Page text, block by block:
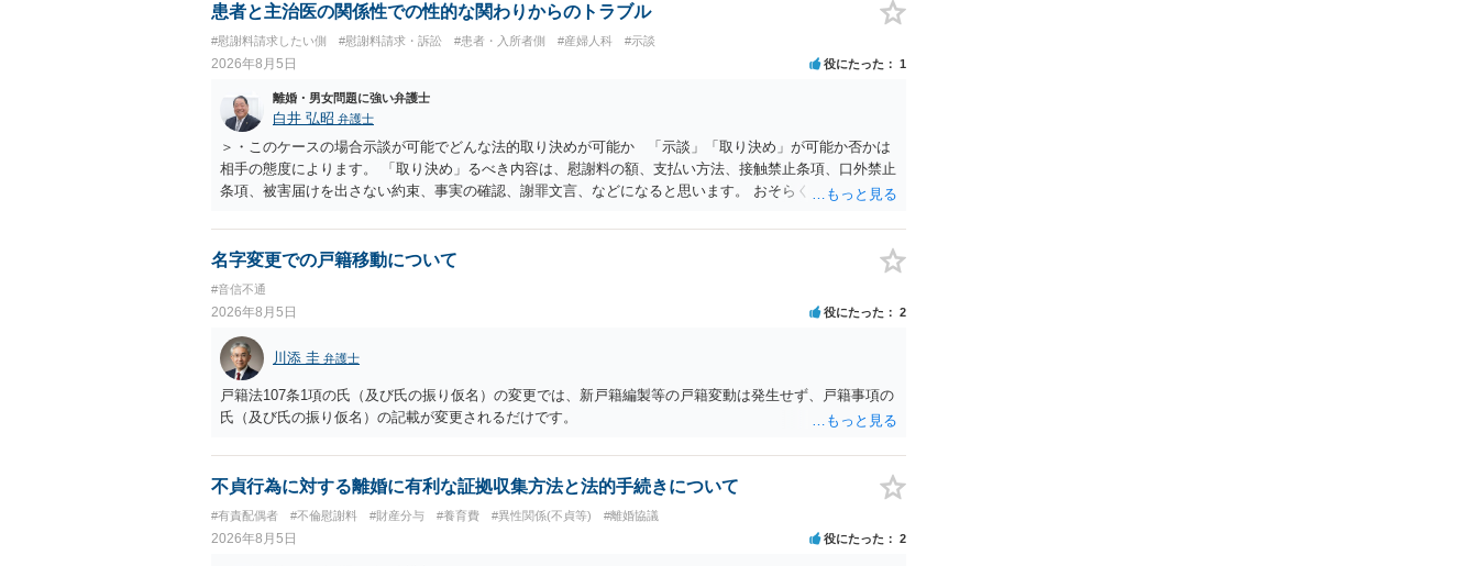
患者と主治医の関係性での性的な関わりからのトラブル
#慰謝料請求したい側 #慰謝料請求・訴訟 #患者・入所者側 #産婦人科 #示談
2026年8月5日 役にたった 1
離婚・男女問題に強い弁護士
白井 弘昭 弁護士
＞・このケースの場合示談が可能でどんな法的取り決めが可能か 「示談」「取り決め」が可能か否かは
相手の態度によります。 「取り決め」るべき内容は、慰謝料の額、支払い方法、接触禁止条項、口外禁止
条項、被害届けを出さない約束、事実の確認、謝罪文言、などになると思います。 おそらく、警察が事件
かがあると思われます。 そうすると、相手は、示談書を交わし取り決めを行う意思はないと考えたほうが
良いでしょう。 もし相手が示談書を交わす意思があるのでしたら、上記の内容を入れれるだけ示談書に入
ちに名誉棄損には当たりませんが、何人もの人に話すと名誉棄損になりえます。 また、業務妨害や不法行
為に当たる可能性もあります。 名誉棄損（民事、刑事とも）は「公然」（不特定又は多数）と「事実」
（相手の社会的外務的名誉を棄損する内容の事実、侮辱とは異なる）を摘示することで成立します。 この
事実は、原則的に、「真実」でも該当してしまいます。 ですので、相談者さんが、病院担当者1人に話す
だけでは公然性を欠きますので、名誉棄損には当たりません。ただし、さらに多くの人に相談してしまう
と、たとえそれが真実であっても名誉棄損に当たる可能性が生じることになります。 また、相談者さんが
病院に相談することにより、相手に仕事上の不利益を与えたり、精神的苦痛を与えると、業務妨害や不法
行為（慰謝料の対象）になりますが、その内容が真実であれば、正当行為として許されます。 ただし、真
実かどうかは、相談者さんが立証しなければならず、ラインの内容等だけでは、相談者さんの合意を全う
することができない状況（不同意性）だったかの立証が難しい状況のように思われます。 もちろん、医師
としては恥ずべき行為ですし、許されないと思いますが、かえって相談者さんが攻撃対象にならないよ
う、十分ご注意ください。 以上、ご参考まで。
名字変更での戸籍移動について
#音信不通
2026年8月5日 役にたった 2
川添 圭 弁護士
戸籍法107条1項の氏（及び氏の振り仮名）の変更では、新戸籍編製等の戸籍変動は発生せず、戸籍事項の
氏（及び氏の振り仮名）の記載が変更されるだけです。
不貞行為に対する離婚に有利な証拠収集方法と法的手続きについて
#有責配偶者 #不倫慰謝料 #財産分与 #養育費 #異性関係(不貞等) #離婚協議
2026年8月5日 役にたった 2